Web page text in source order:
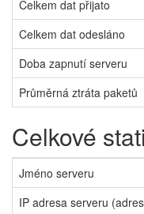
Celkem dat přijato
Celkem dat odesláno
Doba zapnutí serveru
Průměrná ztráta paketů
Celkové
Jméno serveru
IP adresa serveru